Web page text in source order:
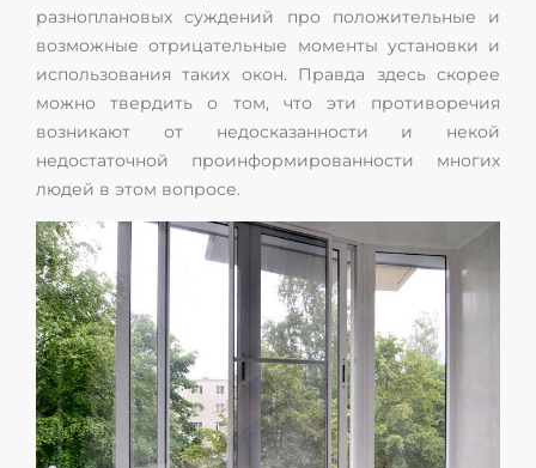
разноплановых суждений про положительные и
возможные отрицательные моменты установки и
использования таких окон. Правда здесь скорее
можно твердить о том, что эти противоречия
возникают от недосказанности и некой
недостаточной проинформированности многих
людей в этом вопросе.